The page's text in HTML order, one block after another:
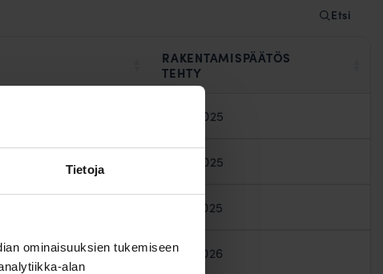
Tietoja
ominaisuuksien tukemiseen
alan
Etsi
RAKENTAMISPÄÄTÖS
TEHTY
29.01.2025
12.05.2025
18.07.2025
12.03.2026